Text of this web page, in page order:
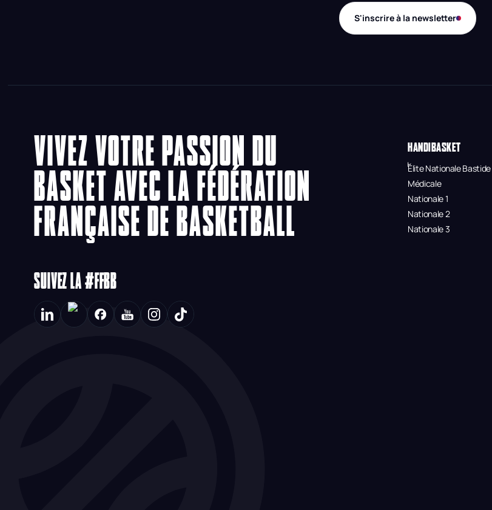
S'inscrire à la newsletter
VIVEZ VOTRE PASSION DU
BASKET AVEC LA FÉDÉRATION
FRANÇAISE DE BASKETBALL
SUIVEZ LA #FFBB
HANDIBASKET
Élite Nationale Bastide
Médicale
Nationale 1
Nationale 2
Nationale 3